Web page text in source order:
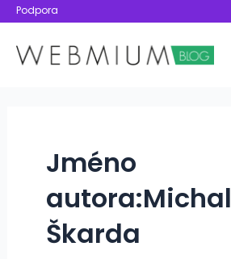
Přeskočit
obsah
Podpora
Jméno
autora:Michal
Škarda